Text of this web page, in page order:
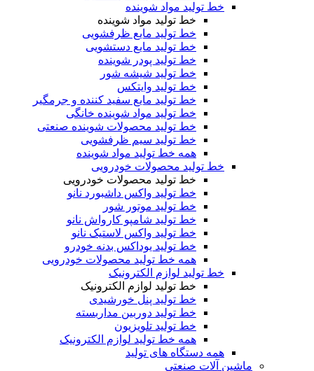
خط تولید مواد شوینده
خط تولید مواد شوینده
خط تولید مایع ظرفشویی
خط تولید مایع دستشویی
خط تولید پودر شوینده
خط تولید شیشه شور
خط تولید وایتکس
خط تولید مایع سفید کننده و جرمگیر
خط تولید مواد شوینده خانگی
خط تولید محصولات شوینده صنعتی
خط تولید سیم ظرفشویی
همه خط تولید مواد شوینده
خط تولید محصولات خودرویی
خط تولید محصولات خودرویی
خط تولید واکس داشبورد نانو
خط تولید موتور شور
خط تولید شامپو کارواش نانو
خط تولید واکس لاستیک نانو
خط تولید یوداکس بدنه خودرو
همه خط تولید محصولات خودرویی
خط تولید لوازم الکترونیک
خط تولید لوازم الکترونیک
خط تولید پنل خورشیدی
خط تولید دوربین مداربسته
خط تولید تلویزیون
همه خط تولید لوازم الکترونیک
همه دستگاه های تولید
ماشین آلات صنعتی